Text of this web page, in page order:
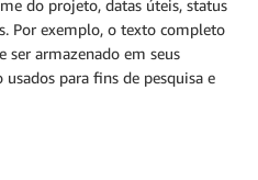
do projeto, datas úteis, status
Por exemplo, o texto completo
armazenado em seus
para fins de pesquisa e